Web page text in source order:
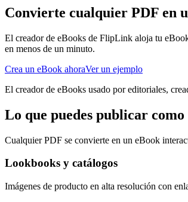
Convierte cualquier PDF en
El creador de eBooks de FlipLink aloja tu
en menos de un minuto.
Crea un eBook ahoraVer un ejemplo
El creador de eBooks usado por editoriales,
Lo que puedes publicar como
Cualquier PDF se convierte en un eBook
Lookbooks y catálogos
Imágenes de producto en alta resolución con